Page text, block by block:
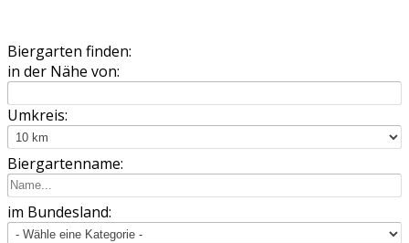
Biergarten finden:
in der Nähe von:
Umkreis:
Biergartenname:
im Bundesland: